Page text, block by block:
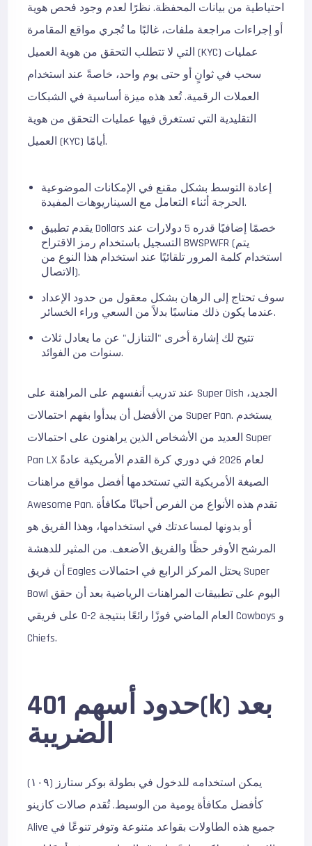
احتياطية من بيانات المحفظة. نظرًا لعدم وجود فحص هوية
أو إجراءات مراجعة ملفات، غالبًا ما تُجري مواقع المقامرة
التي لا تتطلب التحقق من هوية العميل (KYC) عمليات
سحب في ثوانٍ أو حتى يوم واحد، خاصةً عند استخدام
العملات الرقمية. تُعد هذه ميزة أساسية في الشبكات
التقليدية التي تستغرق فيها عمليات التحقق من هوية
العميل (KYC) أيامًا.
إعادة التوسط بشكل مقنع في الإمكانات الموضوعية
الحرجة أثناء التعامل مع السيناريوهات المفيدة.
يقدم تطبيق Dollars خصمًا إضافيًا قدره 5 دولارات عند
التسجيل باستخدام رمز الاقتراح BWSPWFR (يتم
استخدام كلمة المرور تلقائيًا عند استخدام هذا النوع من
الاتصال).
سوف تحتاج إلى الرهان بشكل معقول من حدود الإعداد
عندما يكون ذلك مناسبًا بدلاً من السعي وراء الخسائر.
تتيح لك إشارة أخرى "التنازل" عن ما يعادل ثلاث
سنوات من الفوائد.
عند تدريب أنفسهم على المراهنة على Super Dish الجديد،
من الأفضل أن يبدأوا بفهم احتمالات Super Pan. يستخدم
العديد من الأشخاص الذين يراهنون على احتمالات Super
Pan LX لعام 2026 في دوري كرة القدم الأمريكية عادةً
الصيغة الأمريكية التي تستخدمها أفضل مواقع مراهنات
Awesome Pan. تقدم هذه الأنواع من الفرص أحيانًا مكافأة
أو بدونها لمساعدتك في استخدامها، وهذا الفريق هو
المرشح الأوفر حظًا والفريق الأضعف. من المثير للدهشة
أن فريق Eagles يحتل المركز الرابع في احتمالات Super
Bowl اليوم على تطبيقات المراهنات الرياضية بعد أن حقق
العام الماضي فوزًا رائعًا بنتيجة 2-0 على فريقي Cowboys و
Chiefs.
حدود أسهم 401(k) بعد
الضريبة
يمكن استخدامه للدخول في بطولة بوكر ستارز (١٠٩)
كأفضل مكافأة يومية من الوسيط. تُقدم صالات كازينو
Alive جميع هذه الطاولات بقواعد متنوعة وتوفر تنوعًا في